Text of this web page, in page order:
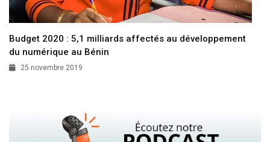
Budget 2020 : 5,1 milliards affectés au développement
du numérique au Bénin
25 novembre 2019